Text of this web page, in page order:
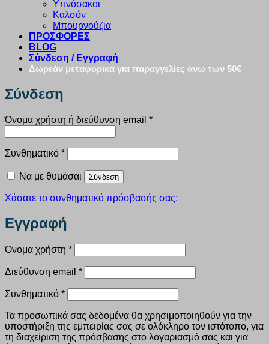
Υπνόσακοι
Καλσόν
Μπουρνούζια
ΠΡΟΣΦΟΡΕΣ
BLOG
Σύνδεση / Εγγραφή
Δωρεάν μεταφορικά για παραγγελίες άνω των 50€
Σύνδεση
Όνομα χρήστη ή διεύθυνση email *Απαιτείται
Συνθηματικό *Απαιτείται
Να με θυμάσαι Σύνδεση
Χάσατε το συνθηματικό πρόσβασής σας;
Εγγραφή
Όνομα χρήστη *Απαιτείται
Διεύθυνση email *Απαιτείται
Συνθηματικό *Απαιτείται
Τα προσωπικά σας δεδομένα θα χρησιμοποιηθούν για την
υποστήριξη της εμπειρίας σας σε ολόκληρο τον ιστότοπο, για
τη διαχείριση της πρόσβασης στο λογαριασμό σας και για